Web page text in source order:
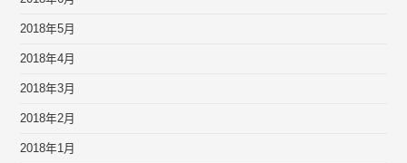
2018年5月
2018年4月
2018年3月
2018年2月
2018年1月